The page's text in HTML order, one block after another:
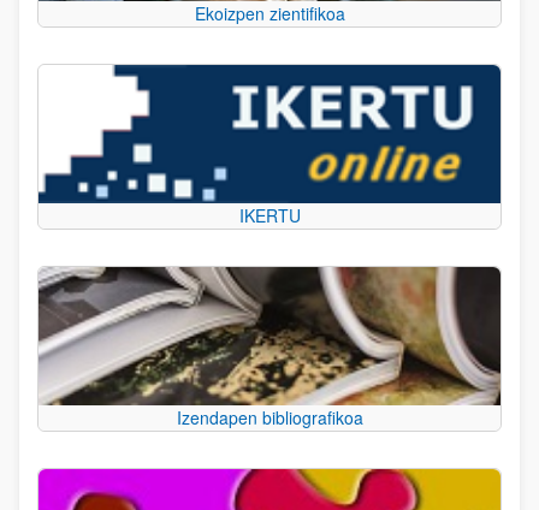
Ekoizpen zientifikoa
IKERTU
Izendapen bibliografikoa